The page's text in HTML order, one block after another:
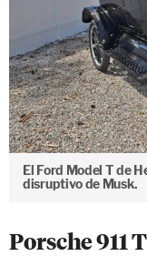
El Ford Model T de
disruptivo de Musk.
Porsche 911